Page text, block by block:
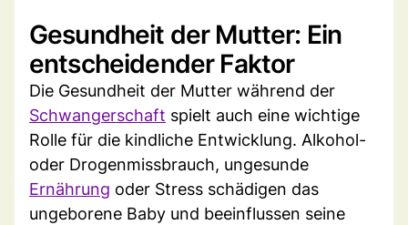
Gesundheit der Mutter: Ein
entscheidender Faktor
Die Gesundheit der Mutter während der
Schwangerschaft spielt auch eine wichtige
Rolle für die kindliche Entwicklung. Alkohol-
oder Drogenmissbrauch, ungesunde
Ernährung oder Stress schädigen das
ungeborene Baby und beeinflussen seine